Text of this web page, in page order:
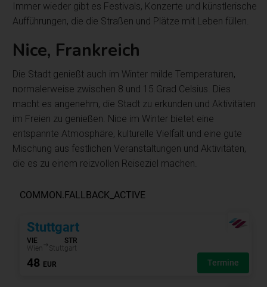
Immer wieder gibt es Festivals, Konzerte und künstlerische
Aufführungen, die die Straßen und Plätze mit Leben füllen.
Nice, Frankreich
Die Stadt genießt auch im Winter milde Temperaturen,
normalerweise zwischen 8 und 15 Grad Celsius. Dies
macht es angenehm, die Stadt zu erkunden und Aktivitäten
im Freien zu genießen. Nice im Winter bietet eine
entspannte Atmosphäre, kulturelle Vielfalt und eine gute
Mischung aus festlichen Veranstaltungen und Aktivitäten,
die es zu einem reizvollen Reiseziel machen.